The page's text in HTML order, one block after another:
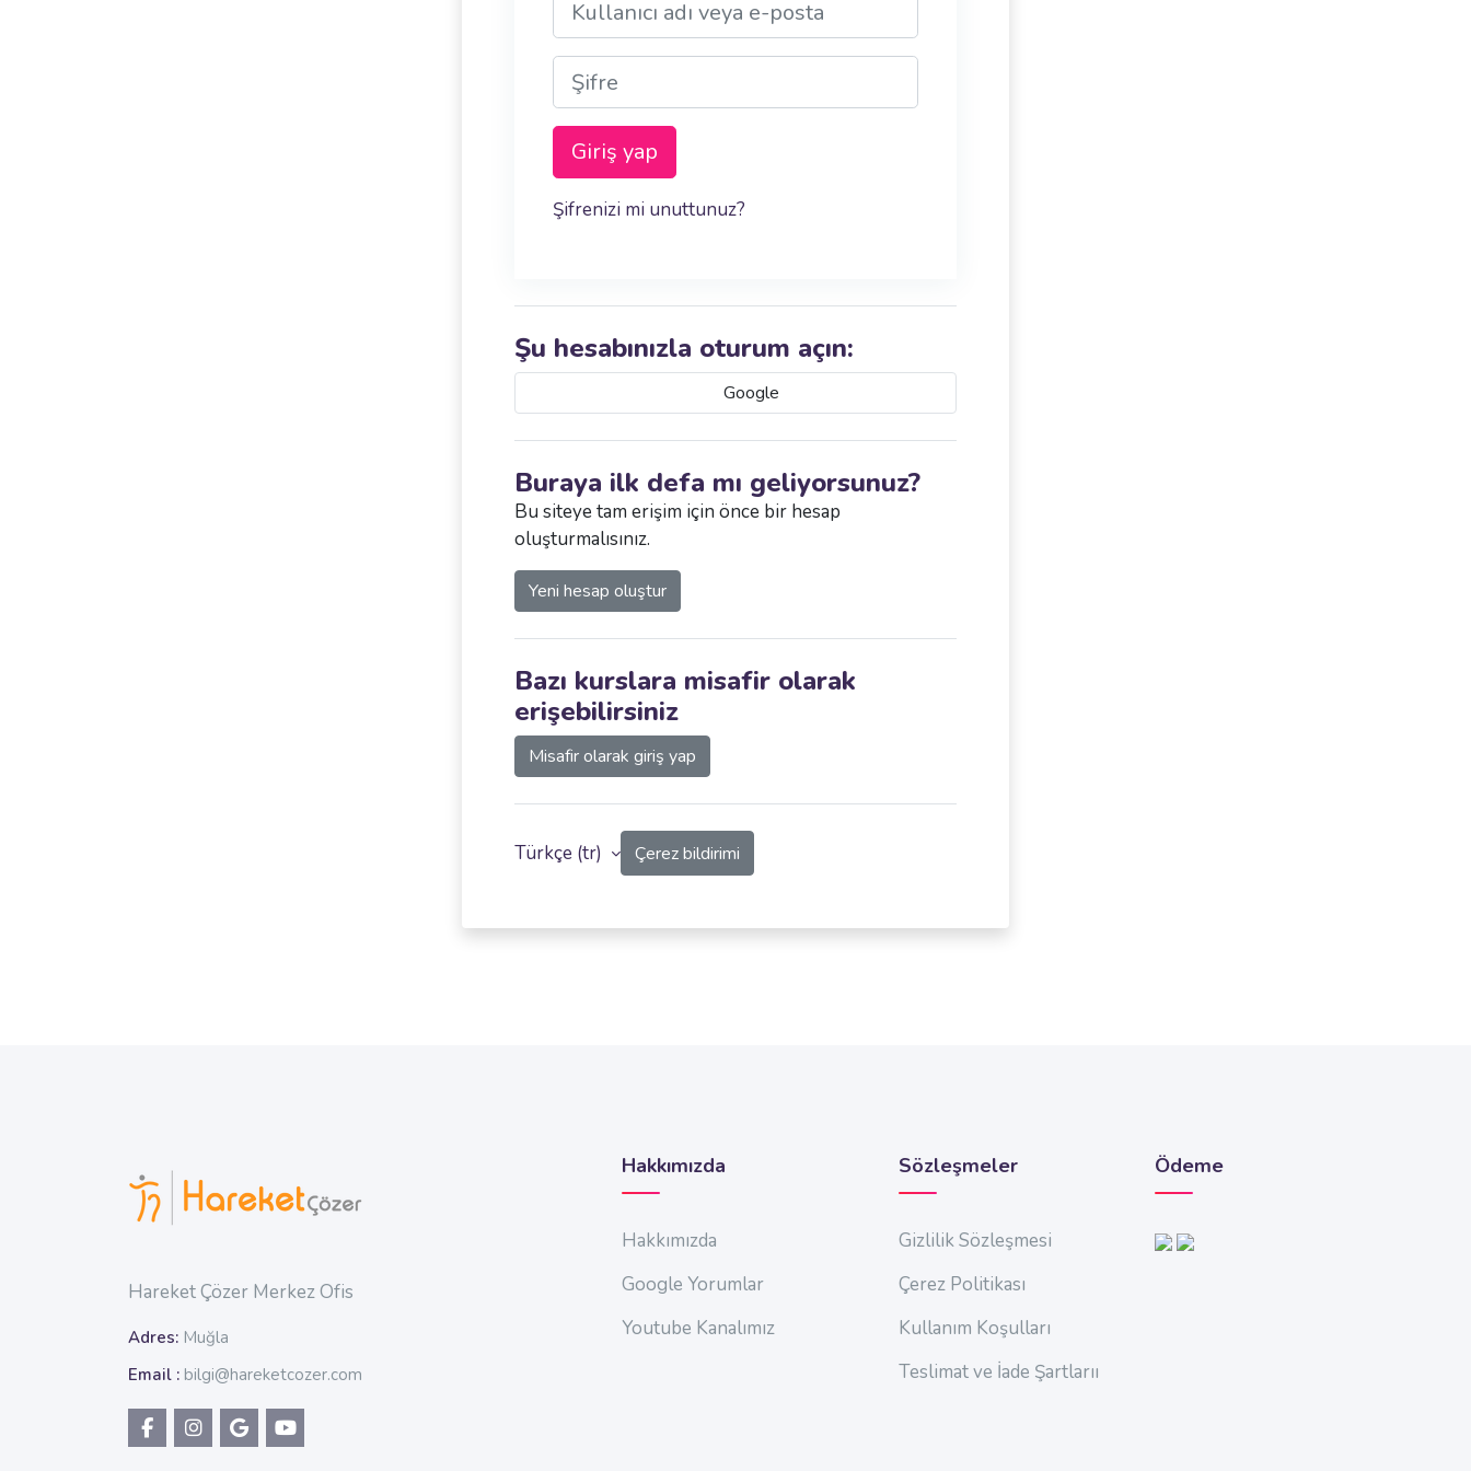
Şifre
Giriş yap
Şifrenizi mi unuttunuz?
Şu hesabınızla oturum açın:
Google
Buraya ilk defa mı geliyorsunuz?
Bu siteye tam erişim için önce bir hesap
oluşturmalısınız.
Yeni hesap oluştur
Bazı kurslara misafir olarak
erişebilirsiniz
Misafir olarak giriş yap
Türkçe ‎(tr)‎ Çerez bildirimi
Hareket Çözer Merkez Ofis
Adres: Muğla
Email : bilgi@hareketcozer.com
Hakkımızda
Hakkımızda
Google Yorumlar
Youtube Kanalımız
Sözleşmeler
Gizlilik Sözleşmesi
Çerez Politikası
Kullanım Koşulları
Teslimat ve İade Şartlarıı
Ödeme